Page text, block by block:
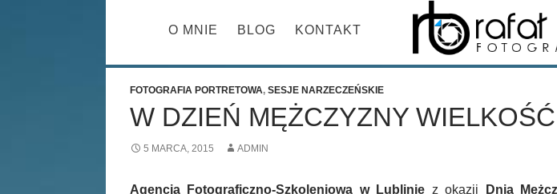
PRZESKOCZ DO TREŚCI
O MNIE BLOG KONTAKT
FOTOGRAFIA PORTRETOWA, SESJE NARZECZEŃSKIE
W DZIEŃ MĘŻCZYZNY
5 MARCA, 2015 ADMIN
Agencja Fotograficzno-Szkoleniowa w Lublinie z okazji Dnia